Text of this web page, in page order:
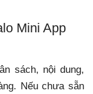
Mini App
sách, nội dung,
Nếu chưa sẵn